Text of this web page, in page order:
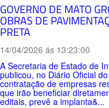
GOVERNO DE MATO
OBRAS DE
PRETA
14/04/2026 ás 13:23:00
A Secretaria de Estado de
publicou, no Diário Oficial
contratação de empresas
que irão beneficiar
editais, prevê a implanta&...